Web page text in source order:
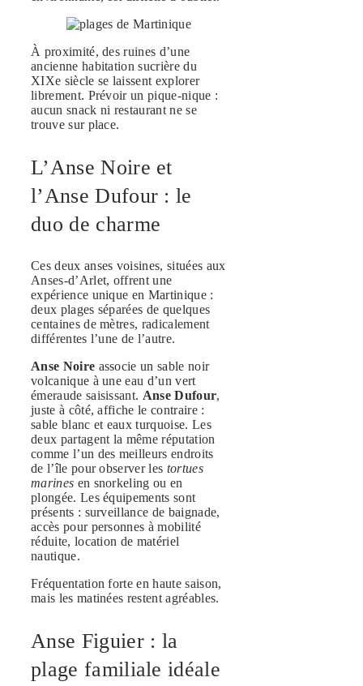
À proximité, des ruines d’une
ancienne habitation sucrière du
XIXe siècle se laissent explorer
librement. Prévoir un pique-nique :
aucun snack ni restaurant ne se
trouve sur place.
L’Anse Noire et
l’Anse Dufour : le
duo de charme
Ces deux anses voisines, situées aux
Anses-d’Arlet, offrent une
expérience unique en Martinique :
deux plages séparées de quelques
centaines de mètres, radicalement
différentes l’une de l’autre.
Anse Noire associe un sable noir
volcanique à une eau d’un vert
émeraude saisissant. Anse Dufour,
juste à côté, affiche le contraire :
sable blanc et eaux turquoise. Les
deux partagent la même réputation
comme l’un des meilleurs endroits
de l’île pour observer les tortues
marines en snorkeling ou en
plongée. Les équipements sont
présents : surveillance de baignade,
accès pour personnes à mobilité
réduite, location de matériel
nautique.
Fréquentation forte en haute saison,
mais les matinées restent agréables.
Anse Figuier : la
plage familiale idéale